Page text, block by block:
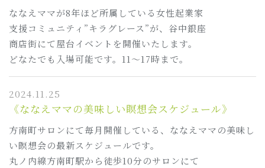
ななえママが8年ほど所属している女性起業家
支援コミュニティ”キラグレース”が、谷中銀座
商店街にて屋台イベントを開催いたします。
どなたでも入場可能です。11～17時まで。
2024.11.25
《ななえママの美味しい瞑想会スケジュール》
方南町サロンにて毎月開催している、ななえママの美味し
い瞑想会の最新スケジュールです。
丸ノ内線方南町駅から徒歩10分のサロンにて